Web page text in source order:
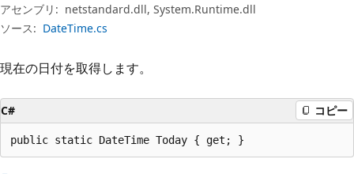
アセンブリ: netstandard.dll, System.Runtime.dll
ソース: DateTime.cs
現在の日付を取得します。
C# コピー
public static DateTime Today { get; }